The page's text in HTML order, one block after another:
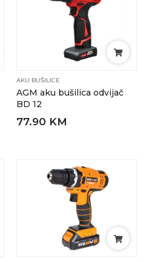
AKU BUŠILICE
AGM aku bušilica odvijač
BD 12
77.90 KM